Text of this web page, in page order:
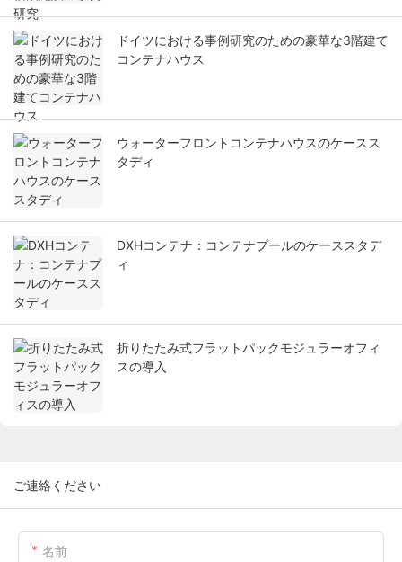
ドイツにおける事例研究のための豪華な3階建て
コンテナハウス
ウォーターフロントコンテナハウスのケースス
タディ
DXHコンテナ：コンテナプールのケーススタデ
ィ
折りたたみ式フラットパックモジュラーオフィ
スの導入
ご連絡ください
名前